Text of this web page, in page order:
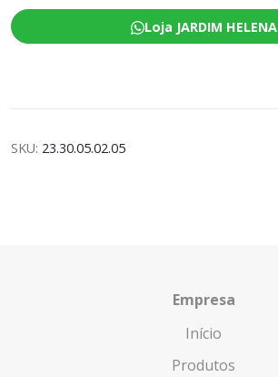
Loja JARDIM HELENA
SKU: 23.30.05.02.05
Empresa
Início
Produtos